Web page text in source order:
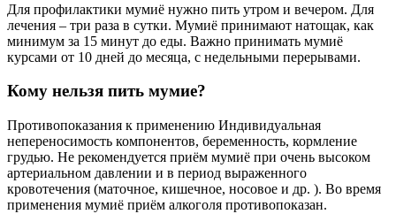
Для профилактики мумиё нужно пить утром и вечером. Для
лечения – три раза в сутки. Мумиё принимают натощак, как
минимум за 15 минут до еды. Важно принимать мумиё
курсами от 10 дней до месяца, с недельными перерывами.
Кому нельзя пить мумие?
Противопоказания к применению Индивидуальная
непереносимость компонентов, беременность, кормление
грудью. Не рекомендуется приём мумиё при очень высоком
артериальном давлении и в период выраженного
кровотечения (маточное, кишечное, носовое и др. ). Во время
применения мумиё приём алкоголя противопоказан.